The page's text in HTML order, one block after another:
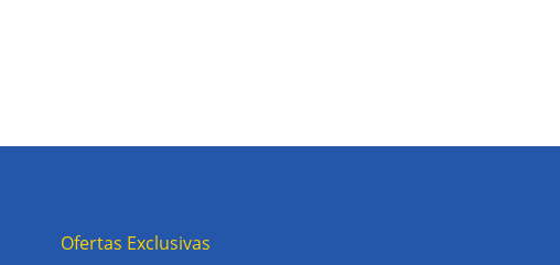
Ofertas Exclusivas